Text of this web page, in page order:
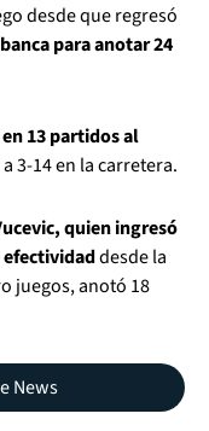
desde que regresó
para anotar 24
13 partidos al
3-14 en la carretera.
quien ingresó
efectividaddesde la
juegos, anotó 18
News